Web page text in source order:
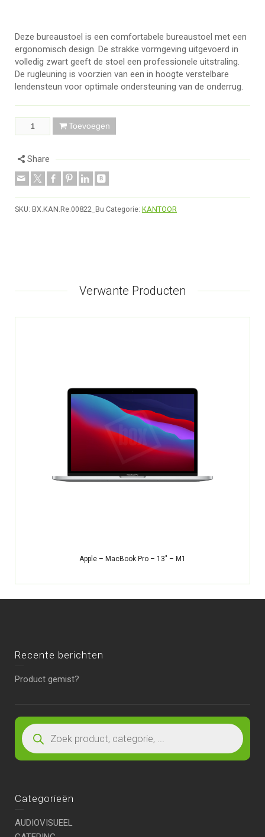
Deze bureaustoel is een comfortabele bureaustoel met een
ergonomisch design. De strakke vormgeving uitgevoerd in
volledig zwart geeft de stoel een professionele uitstraling.
De rugleuning is voorzien van een in hoogte verstelbare
lendensteun voor optimale ondersteuning van de onderrug.
Toevoegen
Share
SKU: BX.KAN.Re.00822_Bu Categorie: KANTOOR
Verwante Producten
Apple – MacBook Pro – 13″ – M1
Recente berichten
Product gemist?
Categorieën
AUDIOVISUEEL